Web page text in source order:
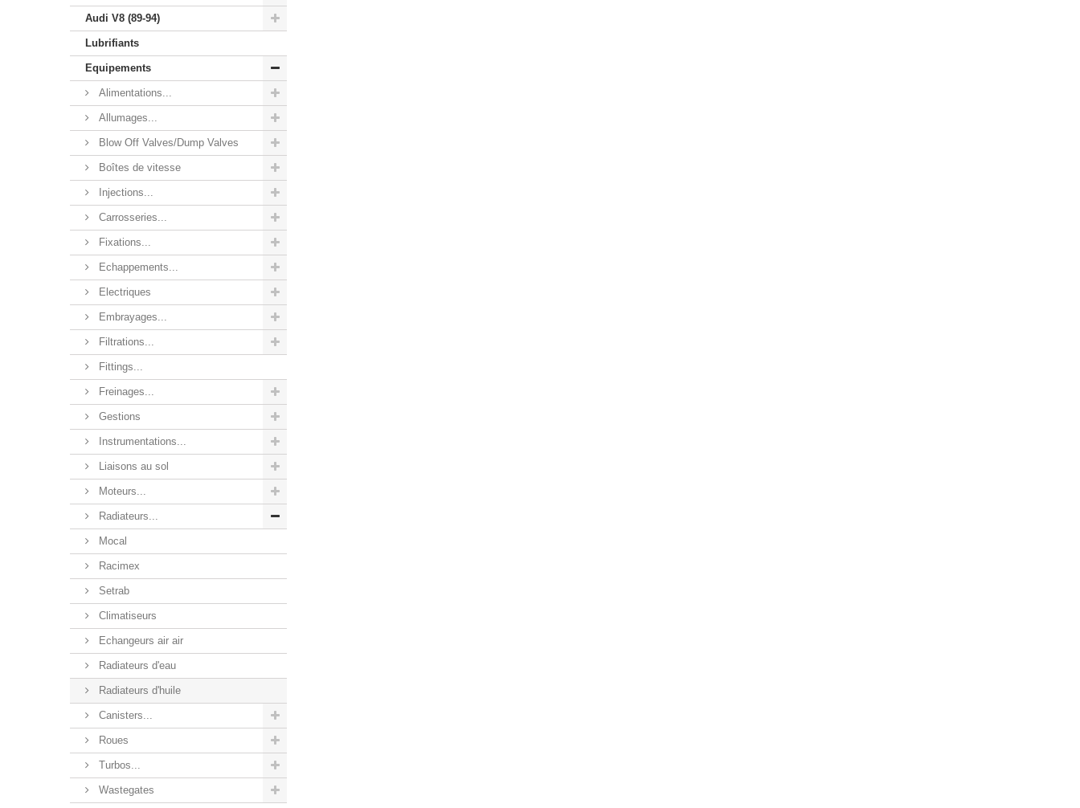
Audi V8 (89-94)
Lubrifiants
Equipements
Alimentations...
Allumages...
Blow Off Valves/Dump Valves
Boîtes de vitesse
Injections...
Carrosseries...
Fixations...
Echappements...
Electriques
Embrayages...
Filtrations...
Fittings...
Freinages...
Gestions
Instrumentations...
Liaisons au sol
Moteurs...
Radiateurs...
Mocal
Racimex
Setrab
Climatiseurs
Echangeurs air air
Radiateurs d'eau
Radiateurs d'huile
Canisters...
Roues
Turbos...
Wastegates